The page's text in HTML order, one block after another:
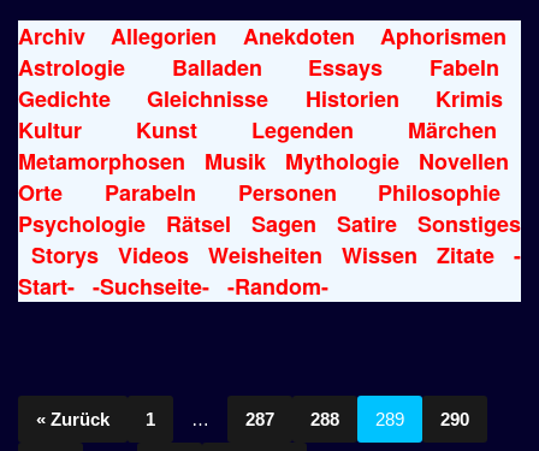
Archiv Allegorien Anekdoten
Aphorismen
Astrologie
Balladen Essays
Fabeln
Gedichte
Gleichnisse Historien
Krimis
Kultur
Kunst Legenden
Märchen
Metamorphosen
Musik Mythologie
Novellen
Orte
Parabeln Personen
Philosophie
Psychologie
Rätsel Sagen Satire
Sonstiges
Storys
Videos Weisheiten Wissen Zitate
-
Start- -Suchseite- -Random-
« Zurück 1 … 287 288 289 290